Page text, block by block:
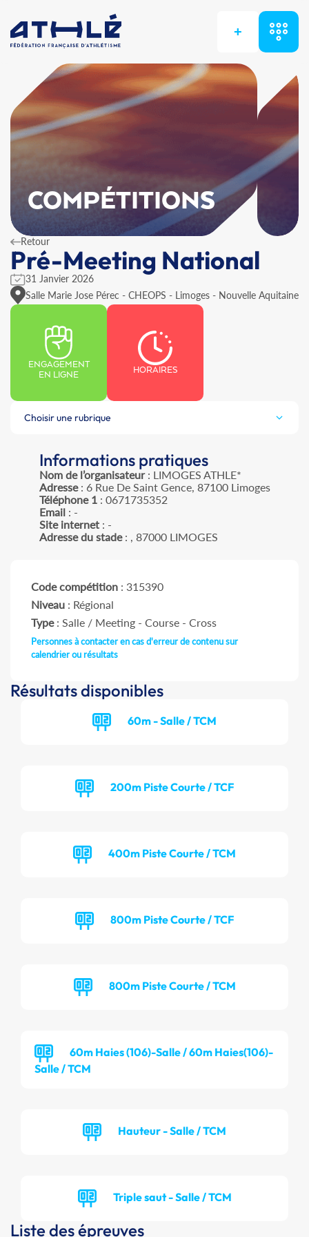
+
COMPÉTITIONS
Retour
Pré-Meeting National
31 Janvier 2026
Salle Marie Jose Pérec - CHEOPS - Limoges - Nouvelle Aquitaine
ENGAGEMENT
EN LIGNE
HORAIRES
Choisir une rubrique
Informations pratiques
Nom de l’organisateur: LIMOGES ATHLE*
Adresse: 6 Rue De Saint Gence, 87100 Limoges
Téléphone 1: 0671735352
Email: -
Site internet: -
Adresse du stade: , 87000 LIMOGES
Code compétition : 315390
Niveau : Régional
Type: Salle / Meeting - Course - Cross
Personnes à contacter en cas d'erreur de contenu sur
calendrier ou résultats
Résultats disponibles
60m - Salle / TCM
200m Piste Courte / TCF
400m Piste Courte / TCM
800m Piste Courte / TCF
800m Piste Courte / TCM
60m Haies (106)-Salle / 60m Haies(106)-
Salle / TCM
Hauteur - Salle / TCM
Triple saut - Salle / TCM
Liste des épreuves